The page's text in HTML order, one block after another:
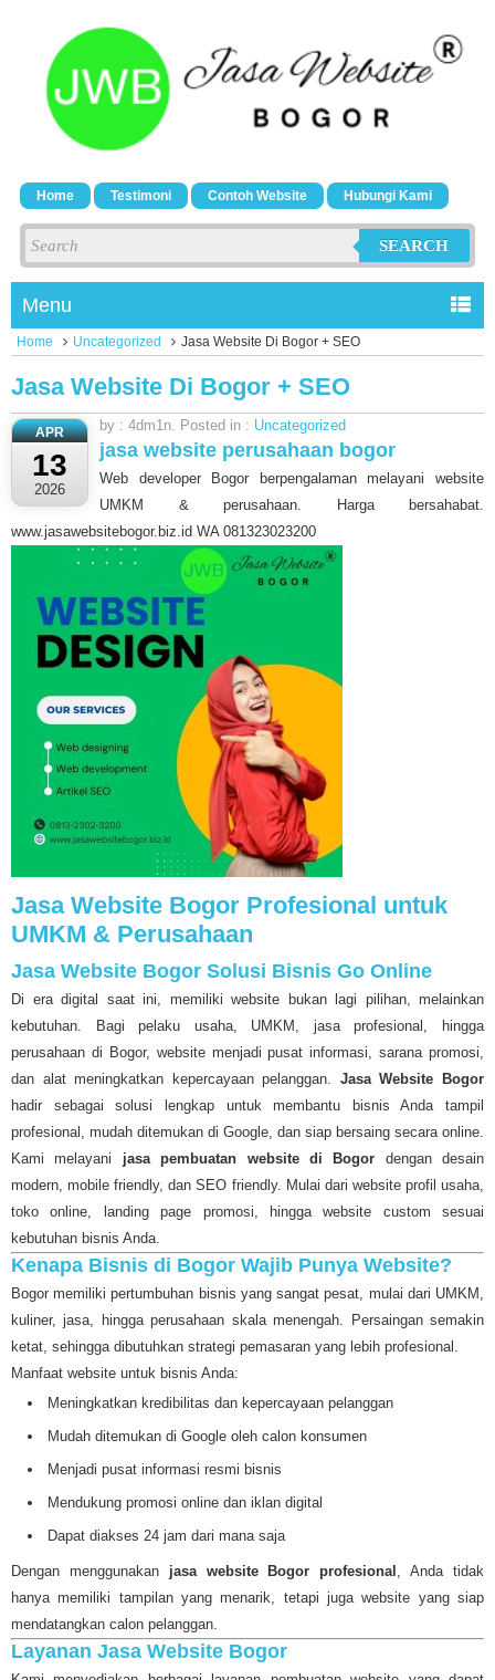
Home Testimoni Contoh Website Hubungi Kami
SEARCH
Menu
Home Uncategorized Jasa Website Di Bogor + SEO
Jasa Website Di Bogor + SEO
APR
13
2026
by : 4dm1n. Posted in : Uncategorized
jasa website perusahaan bogor
Web developer Bogor berpengalaman melayani website
UMKM & perusahaan. Harga bersahabat.
www.jasawebsitebogor.biz.id WA 081323023200
Jasa Website Bogor Profesional untuk
UMKM & Perusahaan
Jasa Website Bogor Solusi Bisnis Go Online
Di era digital saat ini, memiliki website bukan lagi pilihan, melainkan
kebutuhan. Bagi pelaku usaha, UMKM, jasa profesional, hingga
perusahaan di Bogor, website menjadi pusat informasi, sarana promosi,
dan alat meningkatkan kepercayaan pelanggan. Jasa Website Bogor
hadir sebagai solusi lengkap untuk membantu bisnis Anda tampil
profesional, mudah ditemukan di Google, dan siap bersaing secara online.
Kami melayani jasa pembuatan website di Bogor dengan desain
modern, mobile friendly, dan SEO friendly. Mulai dari website profil usaha,
toko online, landing page promosi, hingga website custom sesuai
kebutuhan bisnis Anda.
Kenapa Bisnis di Bogor Wajib Punya Website?
Bogor memiliki pertumbuhan bisnis yang sangat pesat, mulai dari UMKM,
kuliner, jasa, hingga perusahaan skala menengah. Persaingan semakin
ketat, sehingga dibutuhkan strategi pemasaran yang lebih profesional.
Manfaat website untuk bisnis Anda:
Meningkatkan kredibilitas dan kepercayaan pelanggan
Mudah ditemukan di Google oleh calon konsumen
Menjadi pusat informasi resmi bisnis
Mendukung promosi online dan iklan digital
Dapat diakses 24 jam dari mana saja
Dengan menggunakan jasa website Bogor profesional , Anda tidak
hanya memiliki tampilan yang menarik, tetapi juga website yang siap
mendatangkan calon pelanggan.
Layanan Jasa Website Bogor